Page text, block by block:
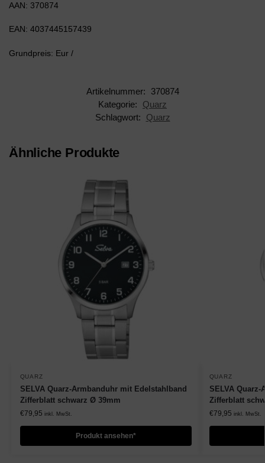
AAN: 370874
EAN: 4037445157439
Grundpreis: Eur /
Artikelnummer:
370874
Kategorie:
Quarz
Schlagwort:
Quarz
Ähnliche Produkte
QUARZ
SELVA Quarz-Armbanduhr mit Edelstahlband
Zifferblatt schwarz Ø 39mm
€79,95 inkl. MwSt.
Produkt ansehen*
QUARZ
SELVA
Zifferblatt
€79,95 inkl. MwSt.